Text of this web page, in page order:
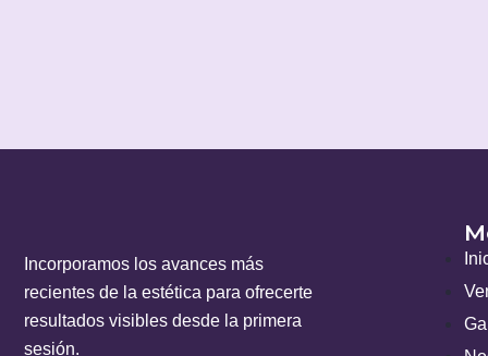
Incorporamos los avances más
recientes de la estética para ofrecerte
resultados visibles desde la primera
sesión.